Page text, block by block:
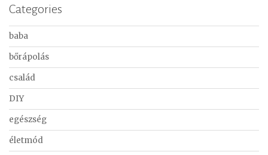
Categories
baba
bőrápolás
család
DIY
egészség
életmód